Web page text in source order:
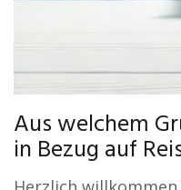
Aus welchem
in Bezug auf